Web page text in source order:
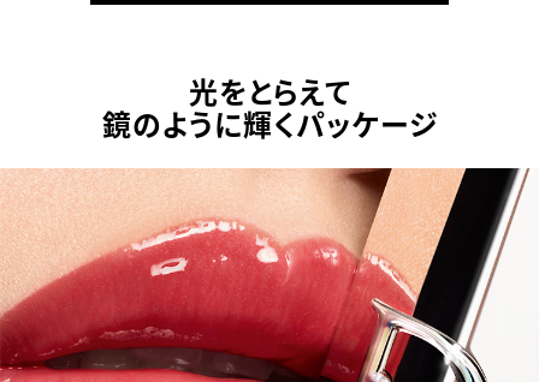
光をとらえて
鏡のように輝くパッケージ